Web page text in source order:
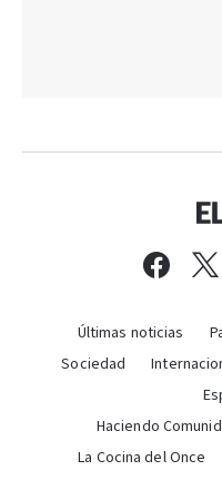
Últimas noticias
Sociedad
Haciendo
La Cocina del Once